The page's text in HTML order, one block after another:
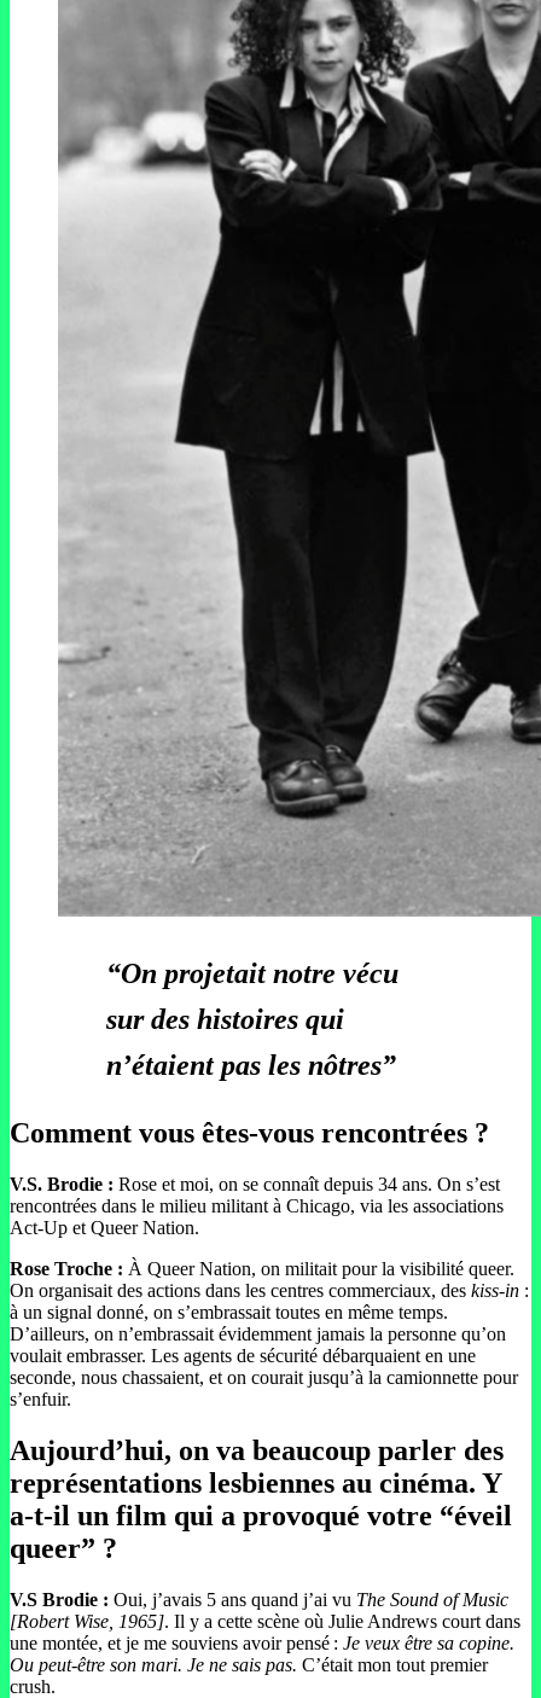
“On projetait notre vécu
sur des histoires qui
n’étaient pas les nôtres”
Comment vous êtes-vous rencontrées ?
V.S. Brodie : Rose et moi, on se connaît depuis 34 ans. On s’est
rencontrées dans le milieu militant à Chicago, via les associations
Act-Up et Queer Nation.
Rose Troche : À Queer Nation, on militait pour la visibilité queer.
On organisait des actions dans les centres commerciaux, des kiss-in :
à un signal donné, on s’embrassait toutes en même temps.
D’ailleurs, on n’embrassait évidemment jamais la personne qu’on
voulait embrasser. Les agents de sécurité débarquaient en une
seconde, nous chassaient, et on courait jusqu’à la camionnette pour
s’enfuir.
Aujourd’hui, on va beaucoup parler des
représentations lesbiennes au cinéma. Y
a-t-il un film qui a provoqué votre “éveil
queer” ?
V.S Brodie : Oui, j’avais 5 ans quand j’ai vu The Sound of Music
[Robert Wise, 1965]. Il y a cette scène où Julie Andrews court dans
une montée, et je me souviens avoir pensé : Je veux être sa copine.
Ou peut-être son mari. Je ne sais pas. C’était mon tout premier
crush.